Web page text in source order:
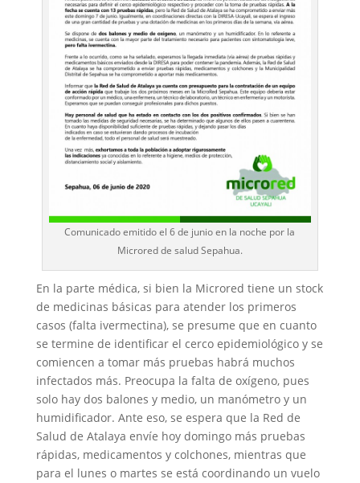
Comunicado emitido el 6 de junio en la noche por la
Microred de salud Sepahua.
En la parte médica, si bien la Microred tiene un stock
de medicinas básicas para atender los primeros
casos (falta ivermectina), se presume que en cuanto
se termine de identificar el cerco epidemiológico y se
comiencen a tomar más pruebas habrá muchos
infectados más. Preocupa la falta de oxígeno, pues
solo hay dos balones y medio, un manómetro y un
humidificador. Ante eso, se espera que la Red de
Salud de Atalaya envíe hoy domingo más pruebas
rápidas, medicamentos y colchones, mientras que
para el lunes o martes se está coordinando un vuelo